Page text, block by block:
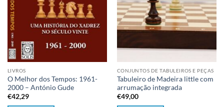
LIVROS
O Melhor dos Tempos: 1961-
2000 – António Gude
€42,29
CONJUNTOS DE TABULEIROS E PEÇAS
Tabuleiro de Madeira little com
arrumação integrada
€49,00